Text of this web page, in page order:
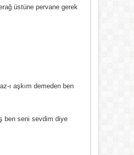
üstüne pervane gerek
ı aşkım demeden ben
ben seni sevdim diye